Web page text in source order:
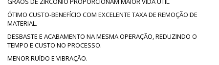
ÓTIMO CUSTO-BENEFÍCIO COM EXCELENTE TAXA DE REMOÇÃO DE
MATERIAL.
DESBASTE E ACABAMENTO NA MESMA OPERAÇÃO, REDUZINDO O
TEMPO E CUSTO NO PROCESSO.
MENOR RUÍDO E VIBRAÇÃO.